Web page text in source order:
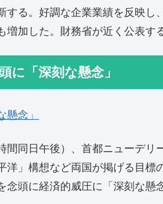
する。好調な企業業績を反映し
加した。財務省が近く公表する
に「深刻な懸念」
念」
間同日午後）、首都ニューデリ
」構想など両国が掲げる目標
頭に経済的威圧に「深刻な懸